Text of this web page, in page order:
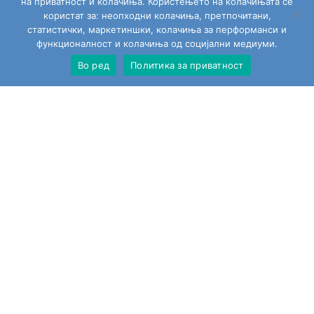
Изјавата за приватност за користење на веб страната
Сите играчки Моја сметка Пребарај
користат за: неопходни колачиња, претпочитани,
статистички, маркетиншки, колачиња за перформанси и
функционалност и колачиња од социјални медиуми.
Во ред
Политика за приватност